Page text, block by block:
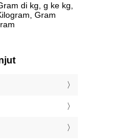
di kg, g ke kg,
Gram